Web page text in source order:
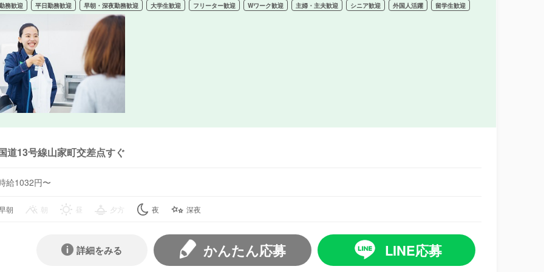
務歓迎 平日勤務歓迎 早朝・深夜勤務歓迎 大学生歓迎 フリーター歓迎 Wワーク歓迎 主婦・主夫歓迎 シニア歓迎 外国人活躍 留学生歓迎
道13号線山家町交差点すぐ
給1032円〜
朝 朝 昼 夕方 夜 深夜
LINE応募
かんたん応募
詳細をみる